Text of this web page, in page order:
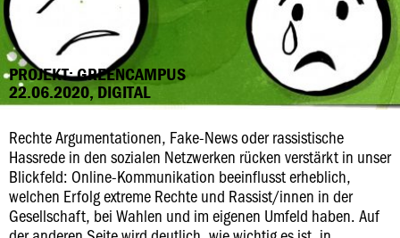
PROJEKT: GREENCAMPUS
22.06.2020, DIGITAL
Rechte Argumentationen, Fake-News oder rassistische
Hassrede in den sozialen Netzwerken rücken verstärkt in unser
Blickfeld: Online-Kommunikation beeinflusst erheblich,
welchen Erfolg extreme Rechte und Rassist/innen in der
Gesellschaft, bei Wahlen und im eigenen Umfeld haben. Auf